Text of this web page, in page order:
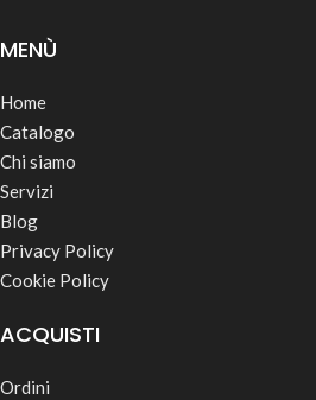
MENÙ
Home
Catalogo
Chi siamo
Servizi
Blog
Privacy Policy
Cookie Policy
ACQUISTI
Ordini